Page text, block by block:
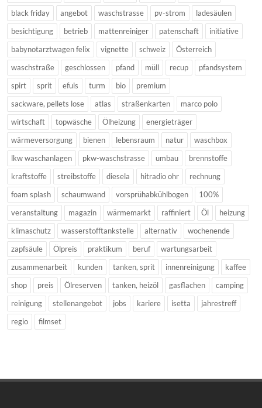
black friday
angebot waschstrasse pv-strom
ladesäulen
besichtigung
betrieb mattenreiniger patenschaft
initiative
babynotarztwagen felix
vignette schweiz
Österreich
waschstraße
geschlossen pfand müll recup
pfandsystem
spirt
sprit efuls turm bio
premium
sackware, pellets lose
atlas straßenkarten
marco polo
wirtschaft
topwäsche Ölheizung
energieträger
wärmeversorgung
bienen lebensraum natur
waschbox
lkw waschanlagen
pkw-waschstrasse umbau
brennstoffe
kraftstoffe
streibstoffe diesela hitradio ohr
rechnung
foam splash
schaumwand vorsprühabkühlbogen
100%
veranstaltung
magazin wärmemarkt raffiniert Öl
heizung
klimaschutz
wasserstofftankstelle alternativ
wochenende
zapfsäule
Ölpreis praktikum beruf
wartungsarbeit
zusammenarbeit
kunden tanken, sprit innenreinigung
kaffee
shop
preis Ölreserven tanken, heizöl gasflachen
camping
reinigung
stellenangebot jobs kariere isetta
jahrestreff
regio
filmset